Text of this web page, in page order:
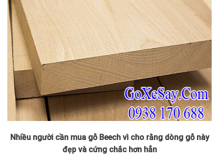
Nhiều người cần mua gỗ Beech vì cho rằng dòng gỗ này
đẹp và cứng chắc hơn hẳn